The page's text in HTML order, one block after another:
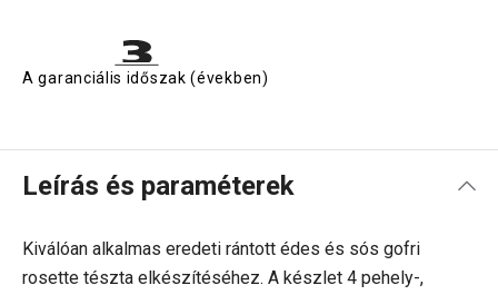
A garanciális időszak (években)
Leírás és paraméterek
Kiválóan alkalmas eredeti rántott édes és sós gofri
rosette tészta elkészítéséhez. A készlet 4 pehely-,